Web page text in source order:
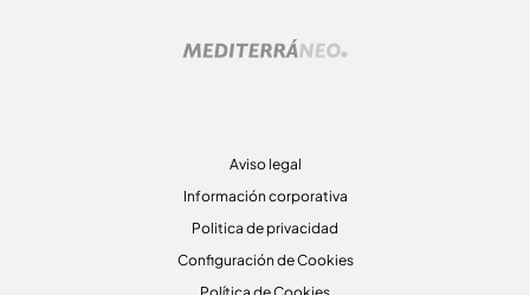
Aviso legal
Información corporativa
Politica de privacidad
Configuración de Cookies